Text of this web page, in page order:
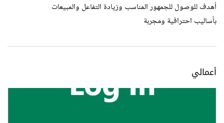
أهدف للوصول للجمهور المناسب وزيادة التفاعل والمبيعات
بأساليب احترافية ومجربة
أعمالي